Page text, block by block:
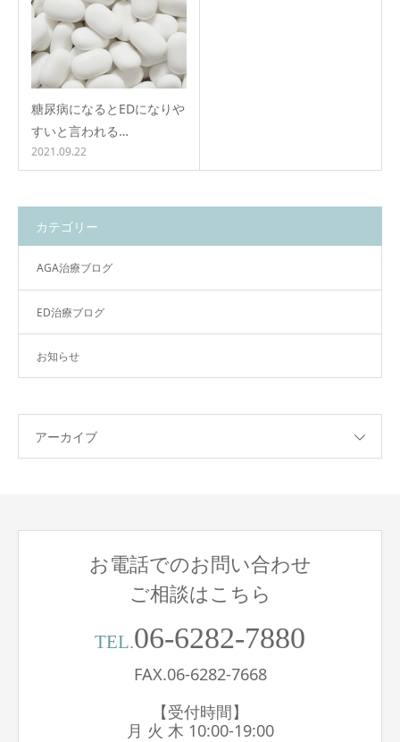
糖尿病になるとEDになりや
すいと言われる…
2021.09.22
カテゴリー
AGA治療ブログ
ED治療ブログ
お知らせ
アーカイブ
お電話でのお問い合わせ
ご相談はこちら
TEL.06-6282-7880
FAX.06-6282-7668
【受付時間】
月 火 木 10:00-19:00